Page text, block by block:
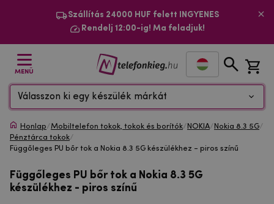
Szállítás 24000 HUF felett INGYENES
Rendelj 12:00-ig! Ma feladjuk!
MENÜ
Válasszon ki egy készülék márkát
Honlap/Mobiltelefon tokok, tokok és borítók/ NOKIA/ Nokia 8.3 5G/
Pénztárca tokok/
Függőleges PU bőr tok a Nokia 8.3 5G készülékhez - piros színű
Függőleges PU bőr tok a Nokia 8.3 5G
készülékhez - piros színű